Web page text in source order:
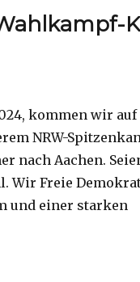
kommen wir
NRW-
nach Aachen.
Wir Freie
und einer starken